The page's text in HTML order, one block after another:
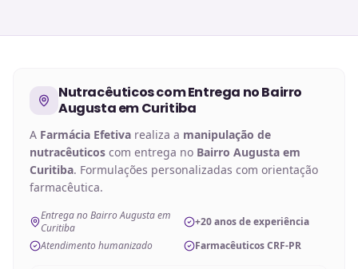
Nutracêuticoscom Entrega noBairro
Augusta em Curitiba
A Farmácia Efetiva realiza a manipulação de
nutracêuticos com entrega no Bairro Augusta em
Curitiba. Formulações personalizadas com orientação
farmacêutica.
Entrega no Bairro Augusta em
Curitiba
+20 anos de experiência
Atendimento humanizado
Farmacêuticos CRF-PR